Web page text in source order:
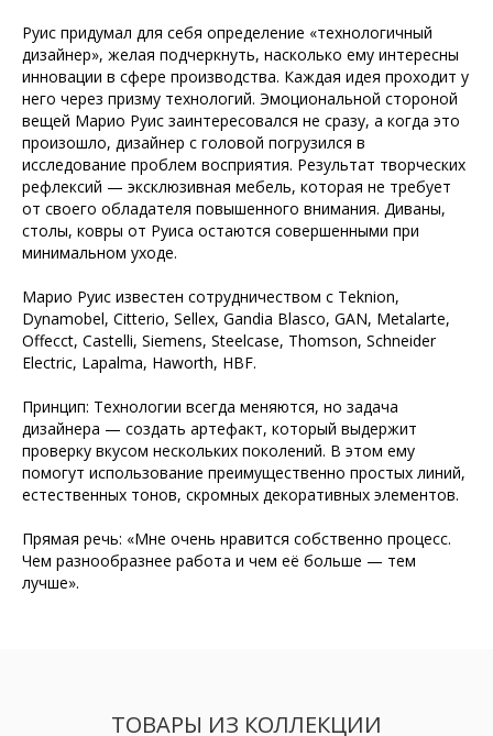
Руис придумал для себя определение «технологичный
дизайнер», желая подчеркнуть, насколько ему интересны
инновации в сфере производства. Каждая идея проходит у
него через призму технологий. Эмоциональной стороной
вещей Марио Руис заинтересовался не сразу, а когда это
произошло, дизайнер с головой погрузился в
исследование проблем восприятия. Результат творческих
рефлексий — эксклюзивная мебель, которая не требует
от своего обладателя повышенного внимания. Диваны,
столы, ковры от Руиса остаются совершенными при
минимальном уходе.
Марио Руис известен сотрудничеством с Teknion,
Dynamobel, Citterio, Sellex, Gandia Blasco, GAN, Metalarte,
Offecct, Castelli, Siemens, Steelcase, Thomson, Schneider
Electric, Lapalma, Haworth, HBF.
Принцип: Технологии всегда меняются, но задача
дизайнера — создать артефакт, который выдержит
проверку вкусом нескольких поколений. В этом ему
помогут использование преимущественно простых линий,
естественных тонов, скромных декоративных элементов.
Прямая речь: «Мне очень нравится собственно процесс.
Чем разнообразнее работа и чем её больше — тем
лучше».
ТОВАРЫ ИЗ КОЛЛЕКЦИИ